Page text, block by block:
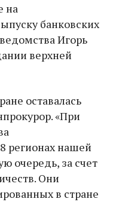
на
банковских
Игорь
верхней
оставалась
«При
регионах нашей
очередь, за счет
Они
в стране
Владимир Якушев